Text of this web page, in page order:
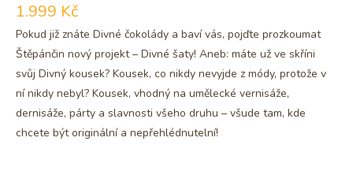
1.999 Kč
Pokud již znáte Divné čokolády a baví vás, pojďte prozkoumat
Štěpánčin nový projekt – Divné šaty! Aneb: máte už ve skříni
svůj Divný kousek? Kousek, co nikdy nevyjde z módy, protože v
ní nikdy nebyl? Kousek, vhodný na umělecké vernisáže,
dernisáže, párty a slavnosti všeho druhu – všude tam, kde
chcete být originální a nepřehlédnutelní!